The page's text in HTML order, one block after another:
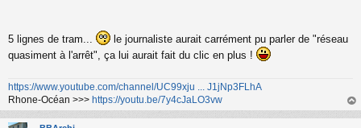
5 lignes de tram...
le journaliste aurait carrément pu parler de "réseau
quasiment à l'arrêt", ça lui aurait fait du clic en plus !
https://www.youtube.com/channel/UC99xju ... J1jNp3FLhA
Rhone-Océan >>> https://youtu.be/7y4cJaLO3vw
au